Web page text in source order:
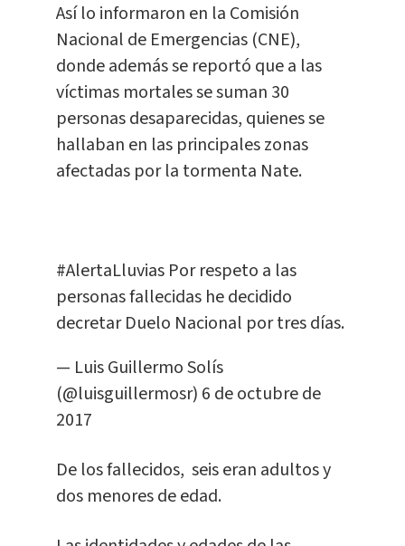
Así lo informaron en la Comisión
Nacional de Emergencias (CNE),
donde además se reportó que a las
víctimas mortales se suman 30
personas desaparecidas, quienes se
hallaban en las principales zonas
afectadas por la tormenta Nate.
#AlertaLluviasPor respeto a las
personas fallecidas he decidido
decretar Duelo Nacional por tres días.
— Luis Guillermo Solís
(@luisguillermosr) 6 de octubre de
2017
De los fallecidos, seis eran adultos y
dos menores de edad.